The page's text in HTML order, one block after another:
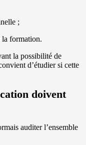
;
la formation.
la possibilité de
d’étudier si cette
doivent
auditer l’ensemble